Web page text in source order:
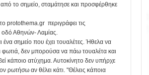
το σημείο, σταμάτησε και προσφέρθηκε
protothema.gr περιγράφει τις
οδό Αθηνών- Λαμίας.
ένα σημείο που έχει τουαλέτες. Ήθελα να
δεν μπορούσα να πάω τουαλέτα και
κάποιο ατύχημα. Αυτοκίνητο δεν υπήρχε
ρωτήσω αν θέλει κάτι. "Θέλεις κάποια